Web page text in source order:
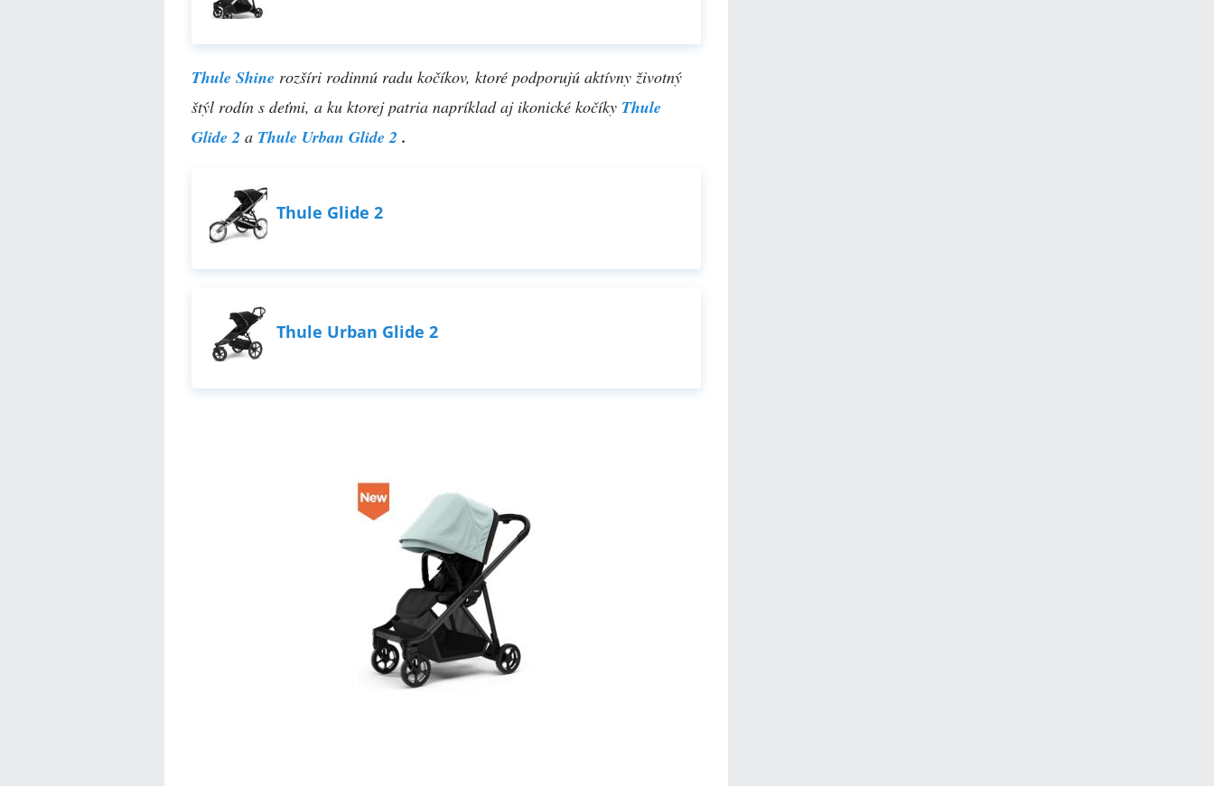
Thule Shine rozšíri rodinnú radu kočíkov, ktoré podporujú aktívny životný
štýl rodín s deťmi, a ku ktorej patria napríklad aj ikonické kočíky Thule
Glide 2 a Thule Urban Glide 2 .
Thule Glide 2
Thule Urban Glide 2